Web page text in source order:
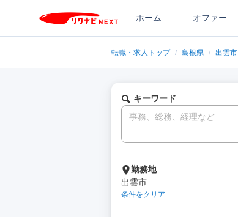
ホーム オファー
転職・求人トップ / 島根県 / 出雲市
キーワード
勤務地
出雲市
条件をクリア